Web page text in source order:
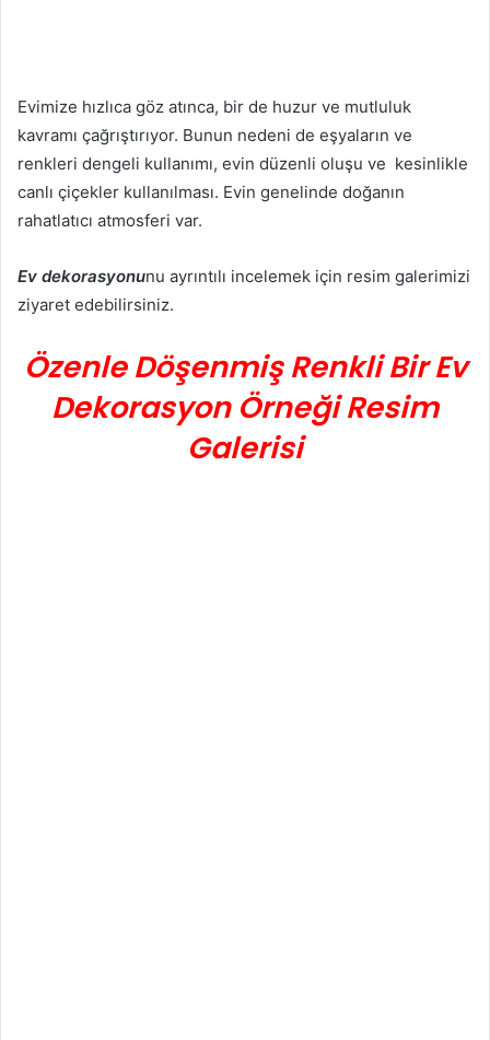
Evimize hızlıca göz atınca, bir de huzur ve mutluluk
kavramı çağrıştırıyor. Bunun nedeni de eşyaların ve
renkleri dengeli kullanımı, evin düzenli oluşu ve kesinlikle
canlı çiçekler kullanılması. Evin genelinde doğanın
rahatlatıcı atmosferi var.
Ev dekorasyonunu ayrıntılı incelemek için resim galerimizi
ziyaret edebilirsiniz.
Özenle Döşenmiş Renkli Bir Ev
Dekorasyon Örneği Resim
Galerisi